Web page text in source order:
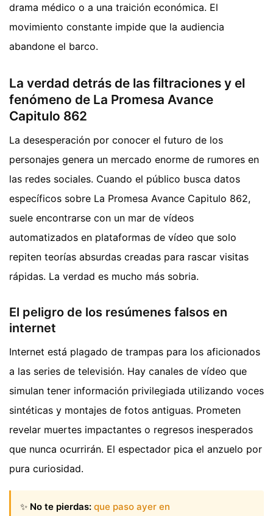
drama médico o a una traición económica. El
movimiento constante impide que la audiencia
abandone el barco.
La verdad detrás de las filtraciones y el
fenómeno de La Promesa Avance
Capitulo 862
La desesperación por conocer el futuro de los
personajes genera un mercado enorme de rumores en
las redes sociales. Cuando el público busca datos
específicos sobre La Promesa Avance Capitulo 862,
suele encontrarse con un mar de vídeos
automatizados en plataformas de vídeo que solo
repiten teorías absurdas creadas para rascar visitas
rápidas. La verdad es mucho más sobria.
El peligro de los resúmenes falsos en
internet
Internet está plagado de trampas para los aficionados
a las series de televisión. Hay canales de vídeo que
simulan tener información privilegiada utilizando voces
sintéticas y montajes de fotos antiguas. Prometen
revelar muertes impactantes o regresos inesperados
que nunca ocurrirán. El espectador pica el anzuelo por
pura curiosidad.
✨ No te pierdas: que paso ayer en